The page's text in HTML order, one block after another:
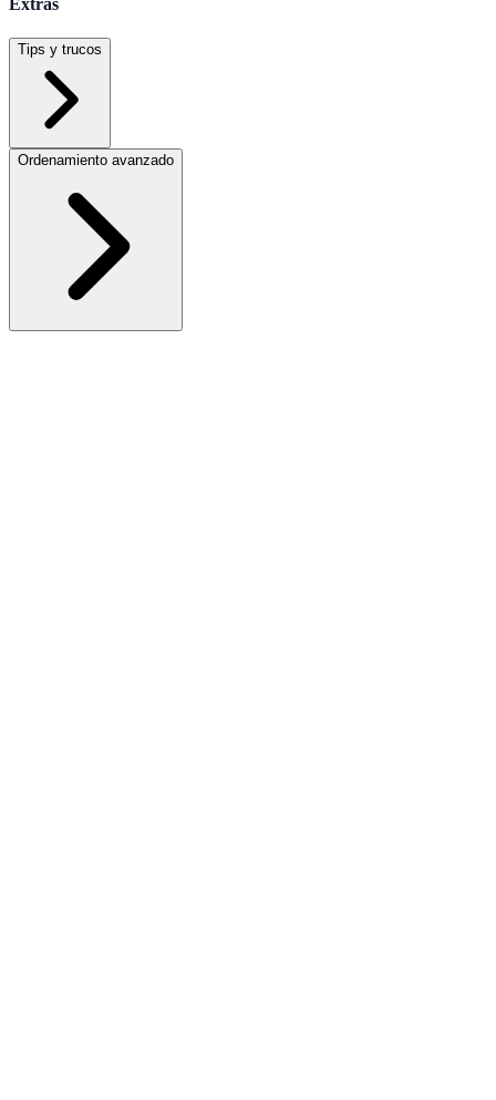
Tips y trucos
Ordenamiento avanzado